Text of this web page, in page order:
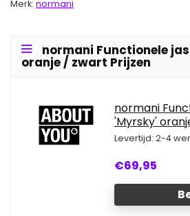
Merk: normani
normani Functionele jas
oranje / zwart Prijzen
normani
'Myrsky'
Levertijd: 2-4
€69,95